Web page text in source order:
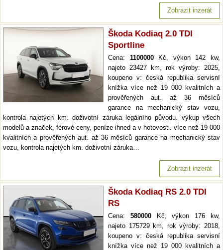
Zobrazit inzerát
Škoda Kodiaq 2.0 TDI
Sportline
Cena: 1100000Kč, výkon 142 kw,
najeto 23427 km, rok výroby: 2025,
koupeno v: česká republika servisní
knížka více než 19 000 kvalitních a
prověřených aut. až 36 měsíců
garance na mechanický stav vozu,
kontrola najetých km. doživotní záruka legálního původu. výkup všech
modelů a značek, férové ceny, peníze ihned a v hotovosti. více než 19 000
kvalitních a prověřených aut. až 36 měsíců garance na mechanický stav
vozu, kontrola najetých km. doživotní záruka…
Zobrazit inzerát
Škoda Kodiaq RS 2.0 TDI
RS
Cena: 580000Kč, výkon 176 kw,
najeto 175729 km, rok výroby: 2018,
koupeno v: česká republika servisní
knížka více než 19 000 kvalitních a